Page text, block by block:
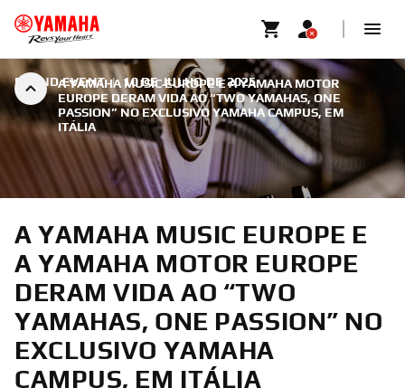
A YAMAHA MUSIC EUROPE E A YAMAHA MOTOR
EUROPE DERAM VIDA AO “TWO YAMAHAS, ONE
PASSION” NO EXCLUSIVO YAMAHA CAMPUS, EM
ITÁLIA
BRAND EVENT | 10 DE JULHO DE 2025
A YAMAHA MUSIC EUROPE E
A YAMAHA MOTOR EUROPE
DERAM VIDA AO “TWO
YAMAHAS, ONE PASSION” NO
EXCLUSIVO YAMAHA
CAMPUS, EM ITÁLIA